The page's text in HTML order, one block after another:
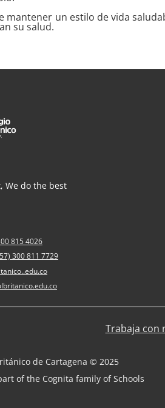
mantener un estilo de vida
su salud.
We do the best
815 4026
300 811 7729
Trabaja con
de Cartagena © 2025
of the Cognita family of Schools